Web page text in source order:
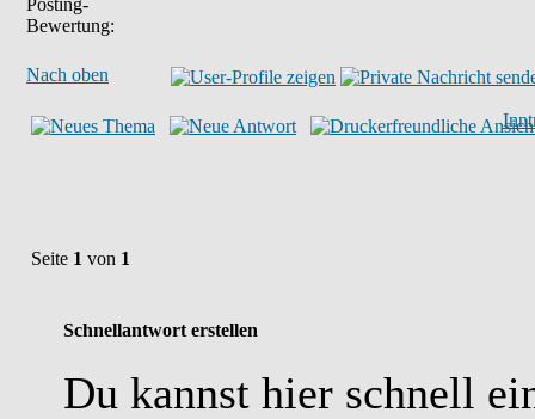
Posting-
Bewertung:
Nach oben
Seite 1 von 1
Schnellantwort erstellen
Du kannst hier schnell